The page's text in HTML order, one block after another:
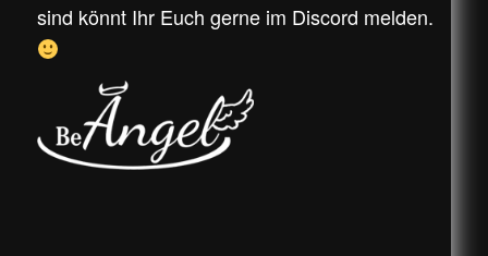
sind könnt Ihr Euch gerne im Discord melden.